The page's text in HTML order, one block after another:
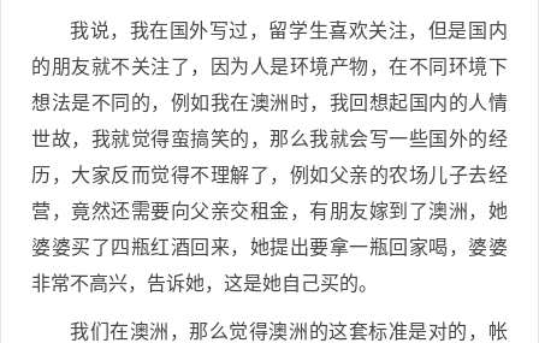
我说，我在国外写过，留学生喜欢关注，但是国内
的朋友就不关注了，因为人是环境产物，在不同环境下
想法是不同的，例如我在澳洲时，我回想起国内的人情
世故，我就觉得蛮搞笑的，那么我就会写一些国外的经
历，大家反而觉得不理解了，例如父亲的农场儿子去经
营，竟然还需要向父亲交租金，有朋友嫁到了澳洲，她
婆婆买了四瓶红酒回来，她提出要拿一瓶回家喝，婆婆
非常不高兴，告诉她，这是她自己买的。
我们在澳洲，那么觉得澳洲的这套标准是对的，帐